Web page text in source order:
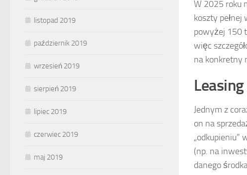
W 2025 roku
koszty
powyżej 150
więc
na konkretny
Jednym z
on na
„odkupieniu”
(np. na
danego
listopad 2019
październik 2019
wrzesień 2019
sierpień 2019
lipiec 2019
czerwiec 2019
maj 2019